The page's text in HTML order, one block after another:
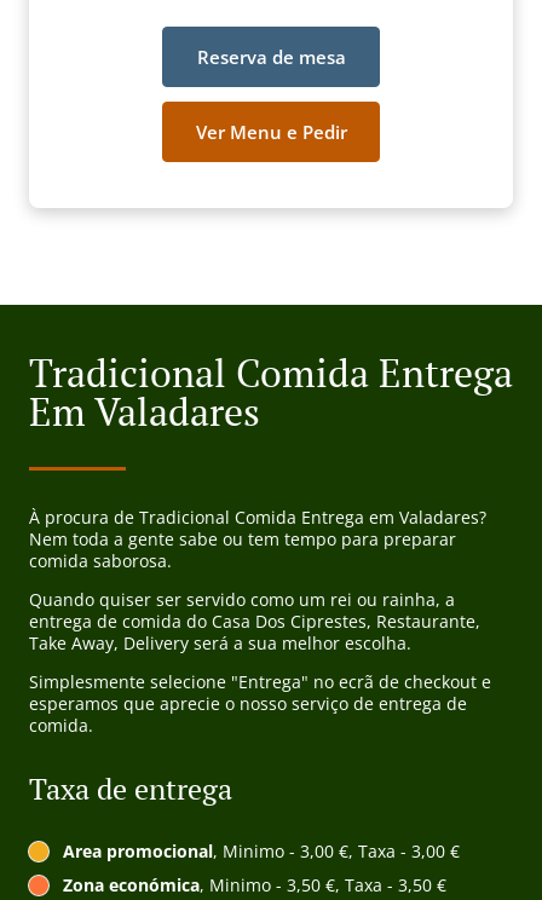
Reserva de mesa
Ver Menu e Pedir
Tradicional Comida Entrega
Em Valadares
À procura de Tradicional Comida Entrega em Valadares?
Nem toda a gente sabe ou tem tempo para preparar
comida saborosa.
Quando quiser ser servido como um rei ou rainha, a
entrega de comida do Casa Dos Ciprestes, Restaurante,
Take Away, Delivery será a sua melhor escolha.
Simplesmente selecione "Entrega" no ecrã de checkout e
esperamos que aprecie o nosso serviço de entrega de
comida.
Taxa de entrega
Area promocional, Minimo - 3,00 €, Taxa - 3,00 €
Zona económica, Minimo - 3,50 €, Taxa - 3,50 €